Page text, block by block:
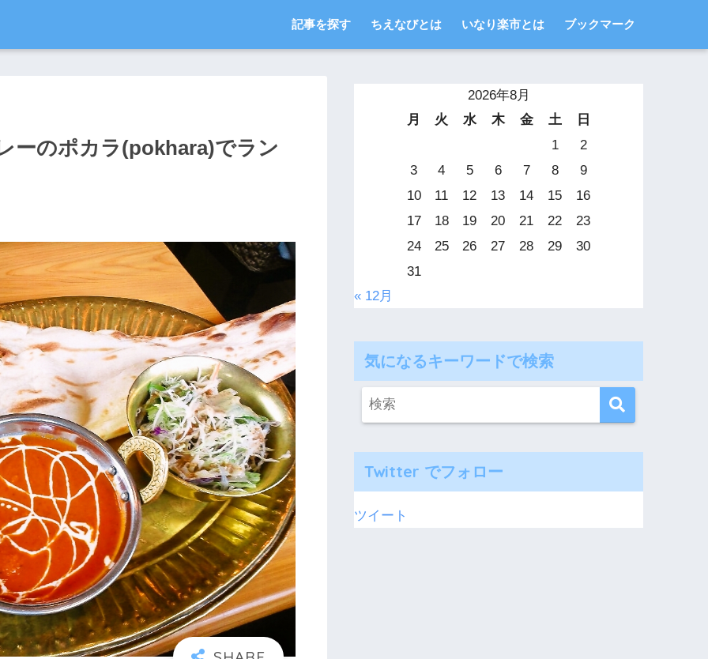
記事を探す ちえなびとは いなり楽市とは ブックマーク
ーのポカラ(pokhara)でラン
2026年8月
月
火 水 木 金 土
日
1
2
3
4 5 6 7 8
9
10
11 12 13 14 15
16
17
18 19 20 21 22
23
24
25 26 27 28 29
30
31
« 12月
気になるキーワードで検索
Twitter でフォロー
ツイート